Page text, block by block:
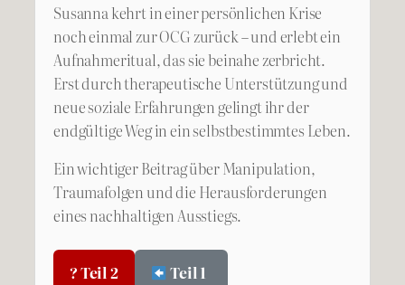
Susanna kehrt in einer persönlichen Krise
noch einmal zur OCG zurück – und erlebt ein
Aufnahmeritual, das sie beinahe zerbricht.
Erst durch therapeutische Unterstützung und
neue soziale Erfahrungen gelingt ihr der
endgültige Weg in ein selbstbestimmtes Leben.
Ein wichtiger Beitrag über Manipulation,
Traumafolgen und die Herausforderungen
eines nachhaltigen Ausstiegs.
? Teil 2 Teil 1